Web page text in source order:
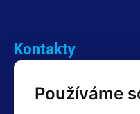
Používáme
Kontakty
+420 603 357 606